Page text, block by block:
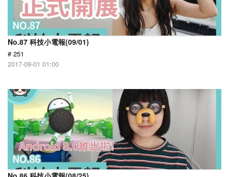
No.87 科技小電報(09/01)
# 251
2017-09-01 01:00